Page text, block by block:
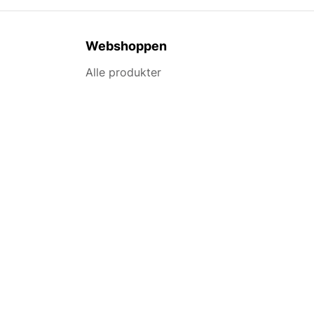
Webshoppen
Alle produkter